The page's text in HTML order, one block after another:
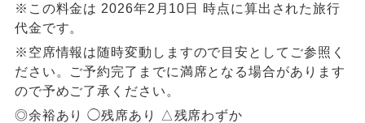
※この料金は 2026年2月10日 時点に算出された旅行
代金です。
※空席情報は随時変動しますので目安としてご参照く
ださい。ご予約完了までに満席となる場合があります
ので予めご了承ください。
◎余裕あり ◯残席あり △残席わずか